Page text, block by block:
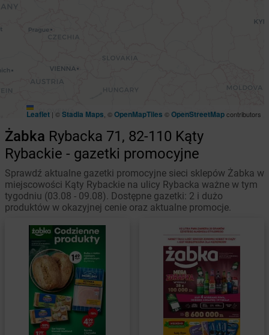
Leaflet | ©Stadia Maps , ©OpenMapTiles ©OpenStreetMapcontributors
Żabka Rybacka 71, 82-110 Kąty
Rybackie - gazetki promocyjne
Sprawdź aktualne gazetki promocyjne sieci sklepów Żabka w
miejscowości Kąty Rybackie na ulicy Rybacka ważne w tym
tygodniu (03.08 - 09.08). Dostępne gazetki: 2 i dużo
produktów w okazyjnej cenie oraz aktualne promocje.